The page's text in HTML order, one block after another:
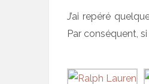
J’ai repéré
Par conséquent,